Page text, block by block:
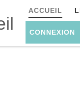
ACCUEIL
CONNEXION